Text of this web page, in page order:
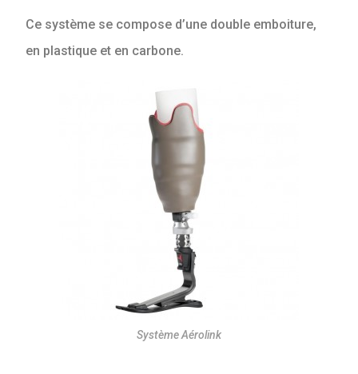
Ce système se compose d’une double emboiture,
en plastique et en carbone.
Système Aérolink